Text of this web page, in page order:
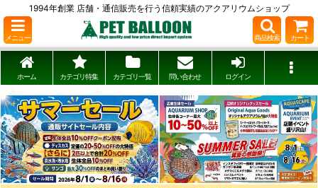
1994年創業 店舗・通信販売を行う信頼実績のアクアリウムショップ
メニュー 商品検索 カート
ホーム カテゴリ特集 カテゴリ一覧 問い合わせ ログイン